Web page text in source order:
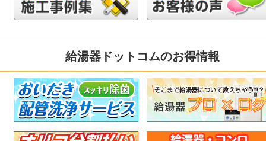
給湯器ドットコムのお得情報